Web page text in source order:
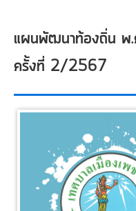
แ
แผน
ข่าว
หน่
ภ
แผนพัฒนาท้องถิ่น
ครั้งที่ 2/2567